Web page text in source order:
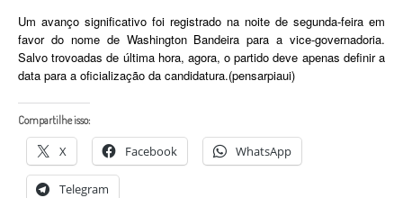
Um avanço significativo foi registrado na noite de segunda-feira em
favor do nome de Washington Bandeira para a vice-governadoria.
Salvo trovoadas de última hora, agora, o partido deve apenas definir a
data para a oficialização da candidatura.(pensarpiaui)
Compartilhe isso:
X Facebook WhatsApp
Telegram